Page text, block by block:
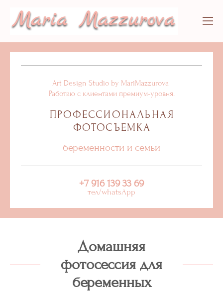
Art Design Studio by MariMazzurova
Работаю с клиентами премиум-уровня.
ПРОФЕССИОНАЛЬНАЯ
ФОТОСЪЕМКА
беременности и семьи
+7 916 139 33 69
тел/whatsApp
Домашняя
фотосессия для
беременных